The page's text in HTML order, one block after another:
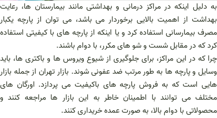
به دلیل اینکه در مراکز درمانی و بهداشتی مانند بیمارستان ها، رعایت
بهداشت از اهمیت بالایی برخوردار می باشد، می توان از پارچه یکبار
مصرف بیمارسانی استفاده کرد و یا اینکه از پارچه های با کیفیتی استفاده
کرد که در مقابل شست و شو های مکرر، با دوام باشند.
چرا که در این مراکز، برای جلوگیری از شیوع ویروس ها و باکتری ها، باید
وسایل و پارچه ها به طور مرتب ضد عفونی شوند. بازار تهران از جمله بازار
هایی است که به فروش پارچه های باکیفیت می پردازد. اورگان های
مختلف می توانند با اطمینان خاطر به این بازار ها مراجعه کنند و
محصولاتی با دوام بالا، به صورت عمده خریداری کنند.